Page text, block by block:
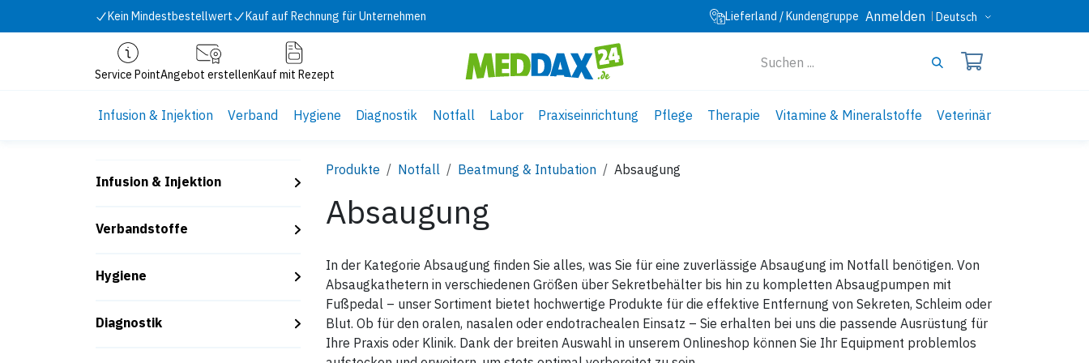
Kein Mindestbestellwert Kauf auf Rechnung für Unternehmen Lieferland / Kundengruppe Anmelden Deutsch
Service PointAngebot erstellenKauf mit Rezept
Infusion & Injektion Verband Hygiene Diagnostik Notfall Labor Praxiseinrichtung Pflege Therapie Vitamine & Mineralstoffe Veterinär
Infusion & Injektion
Verbandstoffe
Hygiene
Diagnostik
Produkte Notfall Beatmung & Intubation Absaugung
Absaugung
In der Kategorie Absaugung finden Sie alles, was Sie für eine zuverlässige Absaugung im Notfall benötigen. Von
Absaugkathetern in verschiedenen Größen über Sekretbehälter bis hin zu kompletten Absaugpumpen mit
Fußpedal – unser Sortiment bietet hochwertige Produkte für die effektive Entfernung von Sekreten, Schleim oder
Blut. Ob für den oralen, nasalen oder endotrachealen Einsatz – Sie erhalten bei uns die passende Ausrüstung für
Ihre Praxis oder Klinik. Dank der breiten Auswahl in unserem Onlineshop können Sie Ihr Equipment problemlos